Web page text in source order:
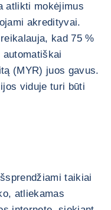
atlikti mokėjimus
akredityvai.
kad 75 %
(MYR) juos gavus.
viduje turi būti
taikiai
atliekamas